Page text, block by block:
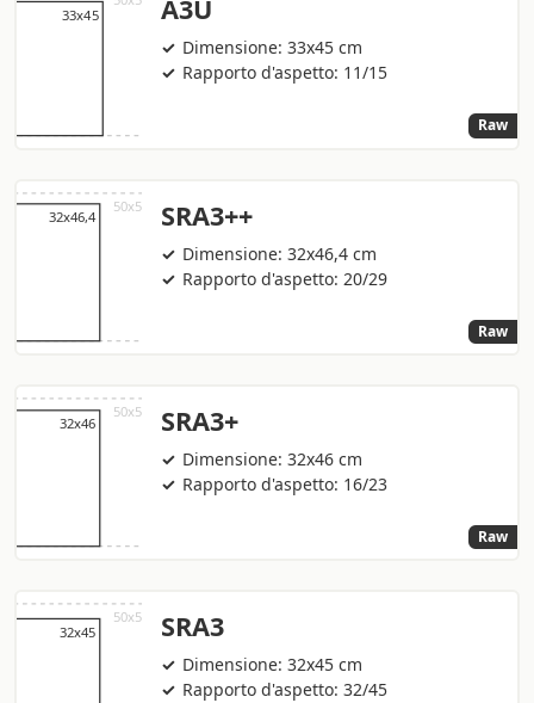
A3U
Dimensione: 33x45 cm
Rapporto d'aspetto: 11/15
Raw
SRA3++
Dimensione: 32x46,4 cm
Rapporto d'aspetto: 20/29
Raw
SRA3+
Dimensione: 32x46 cm
Rapporto d'aspetto: 16/23
Raw
SRA3
Dimensione: 32x45 cm
Rapporto d'aspetto: 32/45